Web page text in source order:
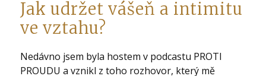
Jak udržet vášeň a intimitu
ve vztahu?
Nedávno jsem byla hostem v podcastu PROTI
PROUDU a vznikl z toho rozhovor, který mě